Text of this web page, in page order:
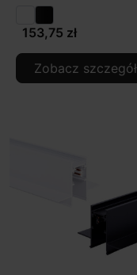
153,75 zł
Zobacz